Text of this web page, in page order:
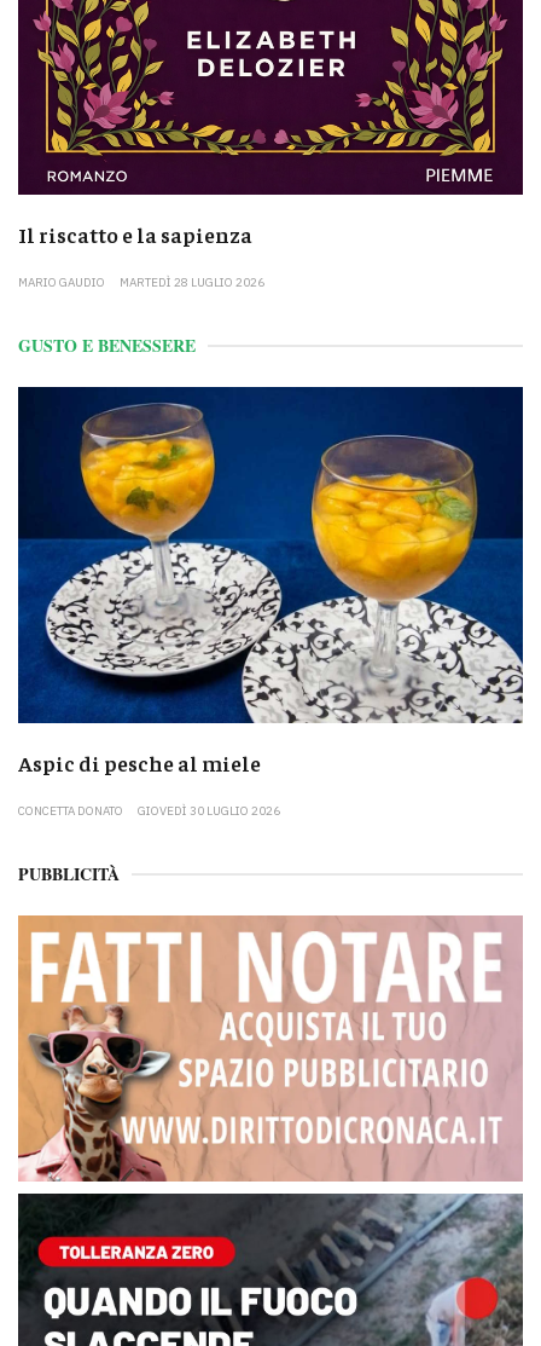
Il riscatto e la sapienza
MARIO GAUDIO MARTEDÌ 28 LUGLIO 2026
GUSTO E BENESSERE
Aspic di pesche al miele
CONCETTA DONATO GIOVEDÌ 30 LUGLIO 2026
PUBBLICITÀ